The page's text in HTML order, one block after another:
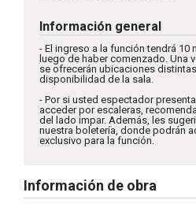
Información general
- El ingreso a la función tendrá 10
luego de haber comenzado. Una
se ofrecerán ubicaciones
disponibilidad de la sala.
- Por si usted espectador
acceder por escaleras,
del lado impar. Además, les
nuestra boletería, donde podrán
exclusivo para la función.
Información de obra